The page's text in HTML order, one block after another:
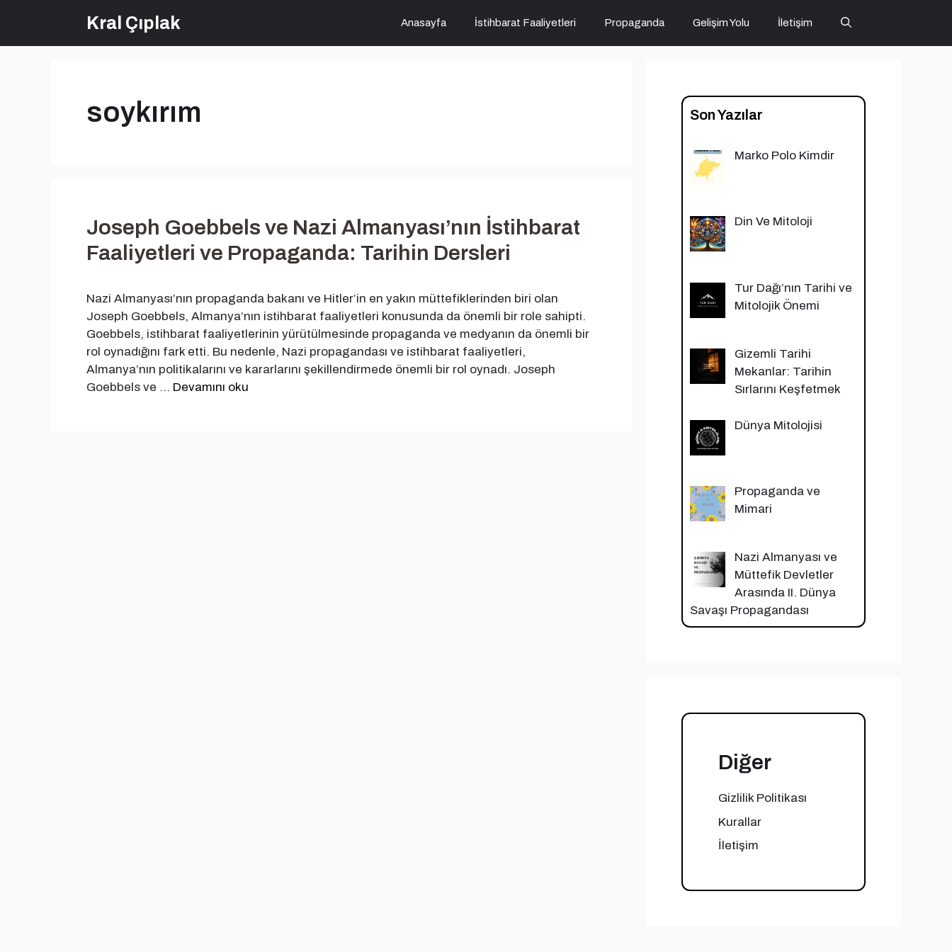
Kral Çıplak Anasayfa İstihbarat Faaliyetleri Propaganda Gelişim Yolu İletişim
soykırım
Joseph Goebbels ve Nazi Almanyası’nın İstihbarat
Faaliyetleri ve Propaganda: Tarihin Dersleri
Nazi Almanyası’nın propaganda bakanı ve Hitler’in en yakın müttefiklerinden biri olan
Joseph Goebbels, Almanya’nın istihbarat faaliyetleri konusunda da önemli bir role sahipti.
Goebbels, istihbarat faaliyetlerinin yürütülmesinde propaganda ve medyanın da önemli bir
rol oynadığını fark etti. Bu nedenle, Nazi propagandası ve istihbarat faaliyetleri,
Almanya’nın politikalarını ve kararlarını şekillendirmede önemli bir rol oynadı. Joseph
Goebbels ve … Devamını oku
Son Yazılar
Marko Polo Kimdir
Din Ve Mitoloji
Tur Dağı’nın Tarihi ve
Mitolojik Önemi
Gizemli Tarihi
Mekanlar: Tarihin
Sırlarını Keşfetmek
Dünya Mitolojisi
Propaganda ve
Mimari
Nazi Almanyası ve
Müttefik Devletler
Arasında II. Dünya
Savaşı Propagandası
Diğer
Gizlilik Politikası
Kurallar
İletişim